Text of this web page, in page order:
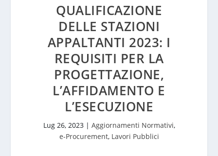
QUALIFICAZIONE
DELLE STAZIONI
APPALTANTI 2023: I
REQUISITI PER LA
PROGETTAZIONE,
L’AFFIDAMENTO E
L’ESECUZIONE
Lug 26, 2023| Aggiornamenti Normativi,
e-Procurement, Lavori Pubblici